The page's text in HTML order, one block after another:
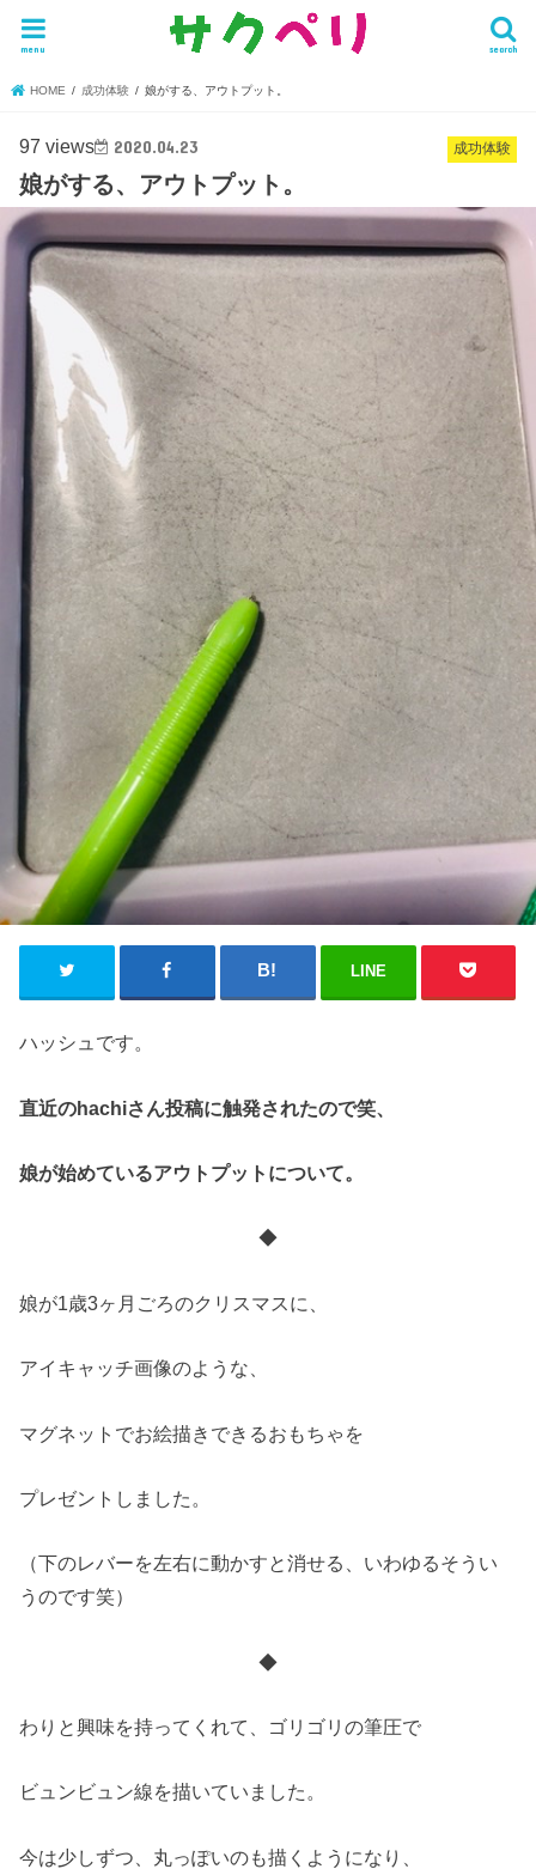
search
menu
HOME 成功体験 娘がする、アウトプット。
成功体験
97 views 2020.04.23
娘がする、アウトプット。
LINE
ハッシュです。
直近のhachiさん投稿に触発されたので笑、
娘が始めているアウトプットについて。
◆
娘が1歳3ヶ月ごろのクリスマスに、
アイキャッチ画像のような、
マグネットでお絵描きできるおもちゃを
プレゼントしました。
（下のレバーを左右に動かすと消せる、いわゆるそうい
うのです笑）
◆
わりと興味を持ってくれて、ゴリゴリの筆圧で
ビュンビュン線を描いていました。
今は少しずつ、丸っぽいのも描くようになり、